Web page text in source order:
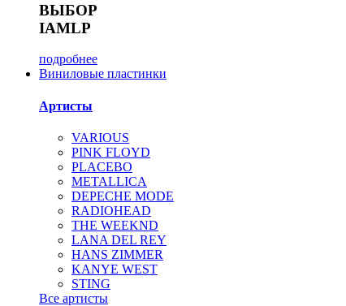
ВЫБОР
IAMLP
подробнее
Виниловые пластинки
Артисты
VARIOUS
PINK FLOYD
PLACEBO
METALLICA
DEPECHE MODE
RADIOHEAD
THE WEEKND
LANA DEL REY
HANS ZIMMER
KANYE WEST
STING
Все артисты